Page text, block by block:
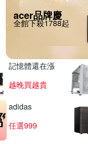
acer品牌慶
全館下殺1788起
記憶體還在漲
越晚買越貴
adidas
任選999